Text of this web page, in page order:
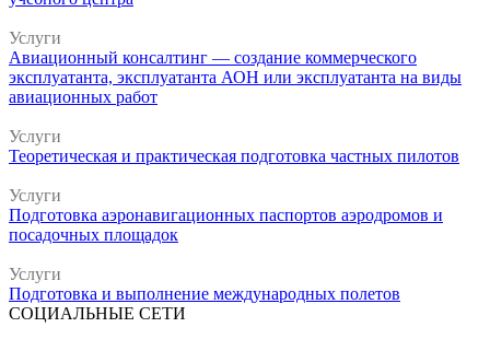
Услуги
Авиационный консалтинг — создание коммерческого
эксплуатанта, эксплуатанта АОН или эксплуатанта на виды
авиационных работ
Услуги
Теоретическая и практическая подготовка частных пилотов
Услуги
Подготовка аэронавигационных паспортов аэродромов и
посадочных площадок
Услуги
Подготовка и выполнение международных полетов
СОЦИАЛЬНЫЕ СЕТИ